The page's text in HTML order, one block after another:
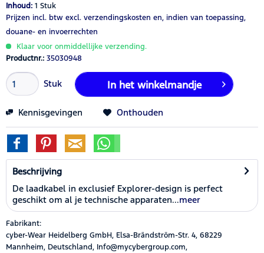
Inhoud: 1 Stuk
Prijzen incl. btw excl. verzendingskosten en, indien van toepassing,
douane- en invoerrechten
Klaar voor onmiddellijke verzending.
Productnr.: 35030948
Stuk In het winkelmandje
Kennisgevingen Onthouden
Beschrijving
De laadkabel in exclusief Explorer-design is perfect
geschikt om al je technische apparaten...meer
Fabrikant:
cyber-Wear Heidelberg GmbH, Elsa-Brändström-Str. 4, 68229
Mannheim, Deutschland, Info@mycybergroup.com,